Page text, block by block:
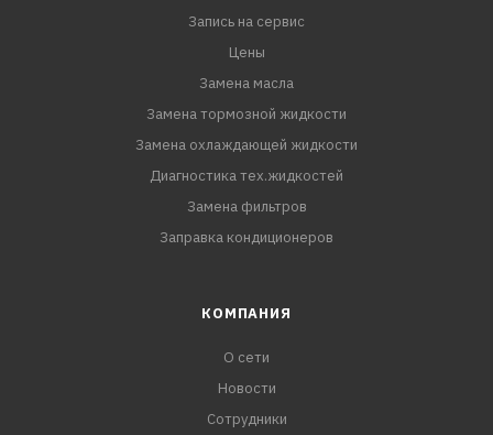
Запись на сервис
Цены
Замена масла
Замена тормозной жидкости
Замена охлаждающей жидкости
Диагностика тех.жидкостей
Замена фильтров
Заправка кондиционеров
КОМПАНИЯ
О сети
Новости
Сотрудники